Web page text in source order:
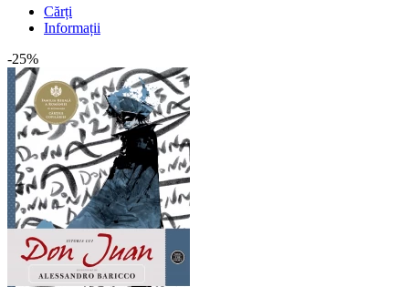
Cărți
Informații
-25%